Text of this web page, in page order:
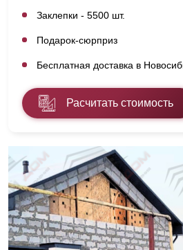
Заклепки - 5500 шт.
Подарок-сюрприз
Бесплатная доставка в
Расчитать стоимость